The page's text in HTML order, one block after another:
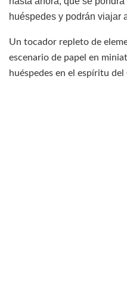
huéspedes y podrán viajar
Un tocador repleto de
escenario de papel en
huéspedes en el espíritu del